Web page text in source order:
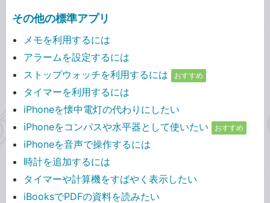
その他の標準アプリ
メモを利用するには
アラームを設定するには
ストップウォッチを利用するには
おすすめ
タイマーを利用するには
iPhoneを懐中電灯の代わりにしたい
iPhoneをコンパスや水平器として使いたい
おすすめ
iPhoneを音声で操作するには
時計を追加するには
タイマーや計算機をすばやく表示したい
iBooksでPDFの資料を読みたい